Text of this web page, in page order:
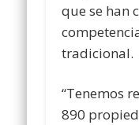
que se han
tradicional.
“Tenemos
890